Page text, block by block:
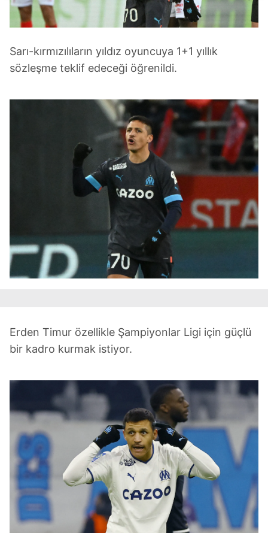
takdirde, kullanıcılara hedefli reklamlar
gösterilmeyecektir."
Sizlere daha iyi bir hizmet sunabilmek için İnternet
Sitemizde kendimize ve üçüncü kişilere ait çerezler
kullanılmaktadır. Bu çerezler vasıtasıyla çeşitli kişisel
toplumu hizmetlerinin sunulması amacıyla
kullanılmaktadır. Diğer çerezler, sitemizin daha işlevsel
kılınması ve kişiselleştirilmesi ve sizlere yönelik
reklam/pazarlama faaliyetlerinin yapılması, amaçlarıyla
sınırlı olarak açık rızanız dahilinde kullanılacaktır.
Çerezlere ilişkin tercihlerinizi aşağıda yer alan panel
vasıtasıyla belirleyebilirsiniz. Çerezlere ilişkin detaylı bilgi
için Ayarlar butonuna tıklayabilir,
Çerez Bilgilendirme
ziyaret edebilirsiniz.
6698 sayılı Kişisel Verilerin Korunması Kanunu uyarınca
hazırlanmış Aydınlatma Metnimizi okumak ve sitemizde
Sarı-kırmızılıların yıldız oyuncuya 1+1 yıllık
sözleşme teklif edeceği öğrenildi.
Erden Timur özellikle Şampiyonlar Ligi için güçlü
bir kadro kurmak istiyor.